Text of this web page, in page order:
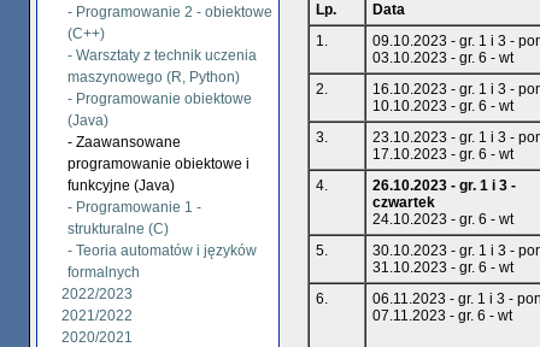
- Programowanie 2 - obiektowe
(C++)
- Warsztaty z technik uczenia
maszynowego (R, Python)
- Programowanie obiektowe
(Java)
- Zaawansowane
programowanie obiektowe i
funkcyjne (Java)
- Programowanie 1 -
strukturalne (C)
- Teoria automatów i języków
formalnych
2022/2023
2021/2022
2020/2021
Lp.
Data
1.
09.10.2023 - gr. 1 i 3 -
03.10.2023 - gr. 6 - wt
2.
16.10.2023 - gr. 1 i 3 -
10.10.2023 - gr. 6 - wt
3.
23.10.2023 - gr. 1 i 3 -
17.10.2023 - gr. 6 - wt
4.
26.10.2023 - gr. 1 i 3 -
czwartek
24.10.2023 - gr. 6 - wt
5.
30.10.2023 - gr. 1 i 3 -
31.10.2023 - gr. 6 - wt
6.
06.11.2023 - gr. 1 i 3 -
07.11.2023 - gr. 6 - wt